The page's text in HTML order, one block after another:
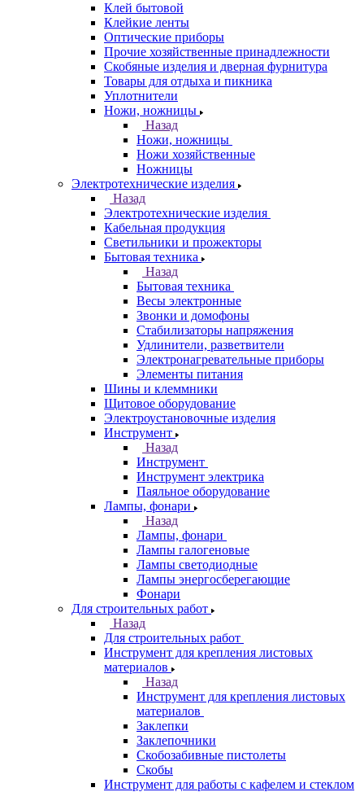
Клей бытовой
Клейкие ленты
Оптические приборы
Прочие хозяйственные принадлежности
Скобяные изделия и дверная фурнитура
Товары для отдыха и пикника
Уплотнители
Ножи, ножницы
Назад
Ножи, ножницы
Ножи хозяйственные
Ножницы
Электротехнические изделия
Назад
Электротехнические изделия
Кабельная продукция
Светильники и прожекторы
Бытовая техника
Назад
Бытовая техника
Весы электронные
Звонки и домофоны
Стабилизаторы напряжения
Удлинители, разветвители
Электронагревательные приборы
Элементы питания
Шины и клеммники
Щитовое оборудование
Электроустановочные изделия
Инструмент
Назад
Инструмент
Инструмент электрика
Паяльное оборудование
Лампы, фонари
Назад
Лампы, фонари
Лампы галогеновые
Лампы светодиодные
Лампы энергосберегающие
Фонари
Для строительных работ
Назад
Для строительных работ
Инструмент для крепления листовых
материалов
Назад
Инструмент для крепления листовых
материалов
Заклепки
Заклепочники
Скобозабивные пистолеты
Скобы
Инструмент для работы с кафелем и стеклом